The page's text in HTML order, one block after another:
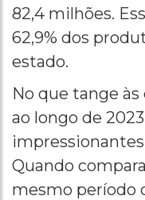
82,4 milhões.
62,9% dos
estado.
No que tange
ao longo de
Quando
mesmo período